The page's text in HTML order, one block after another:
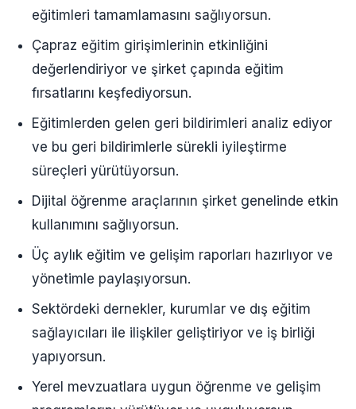
eğitimleri tamamlamasını sağlıyorsun.
Çapraz eğitim girişimlerinin etkinliğini
değerlendiriyor ve şirket çapında eğitim
fırsatlarını keşfediyorsun.
Eğitimlerden gelen geri bildirimleri analiz ediyor
ve bu geri bildirimlerle sürekli iyileştirme
süreçleri yürütüyorsun.
Dijital öğrenme araçlarının şirket genelinde etkin
kullanımını sağlıyorsun.
Üç aylık eğitim ve gelişim raporları hazırlıyor ve
yönetimle paylaşıyorsun.
Sektördeki dernekler, kurumlar ve dış eğitim
sağlayıcıları ile ilişkiler geliştiriyor ve iş birliği
yapıyorsun.
Yerel mevzuatlara uygun öğrenme ve gelişim